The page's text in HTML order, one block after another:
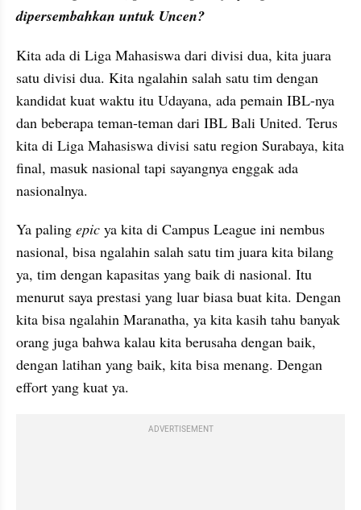
dipersembahkan untuk Uncen?
Kita ada di Liga Mahasiswa dari divisi dua, kita juara
satu divisi dua. Kita ngalahin salah satu tim dengan
kandidat kuat waktu itu Udayana, ada pemain IBL-nya
dan beberapa teman-teman dari IBL Bali United. Terus
kita di Liga Mahasiswa divisi satu region Surabaya, kita
final, masuk nasional tapi sayangnya enggak ada
nasionalnya.
Ya paling epic ya kita di Campus League ini nembus
nasional, bisa ngalahin salah satu tim juara kita bilang
ya, tim dengan kapasitas yang baik di nasional. Itu
menurut saya prestasi yang luar biasa buat kita. Dengan
kita bisa ngalahin Maranatha, ya kita kasih tahu banyak
orang juga bahwa kalau kita berusaha dengan baik,
dengan latihan yang baik, kita bisa menang. Dengan
effort yang kuat ya.
ADVERTISEMENT